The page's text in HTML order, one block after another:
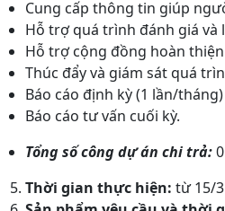
Cung cấp thông tin giúp
Hỗ trợ quá trình đánh giá và
Hỗ trợ cộng đồng hoàn
Thúc đẩy và giám sát quá
Báo cáo định kỳ (1 lần/
Báo cáo tư vấn cuối kỳ.
Tổng số công dự án chi trả:
Thời gian thực hiện: từ 15/